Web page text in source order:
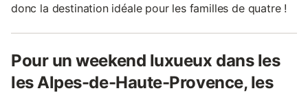
donc la destination idéale pour les familles de quatre !
Pour un weekend luxueux dans les
les Alpes-de-Haute-Provence, les